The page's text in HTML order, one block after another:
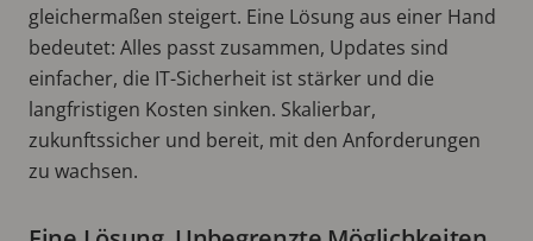
gleichermaßen steigert. Eine Lösung aus einer Hand
bedeutet: Alles passt zusammen, Updates sind
einfacher, die IT-Sicherheit ist stärker und die
langfristigen Kosten sinken. Skalierbar,
zukunftssicher und bereit, mit den Anforderungen
zu wachsen.